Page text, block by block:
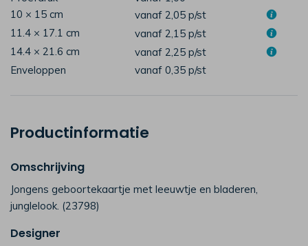
10 × 15 cm
vanaf 2,05 p/st
11.4 × 17.1 cm
vanaf 2,15 p/st
14.4 × 21.6 cm
vanaf 2,25 p/st
Enveloppen
vanaf 0,35 p/st
Productinformatie
Omschrijving
Jongens geboortekaartje met leeuwtje en bladeren,
junglelook. (23798)
Designer